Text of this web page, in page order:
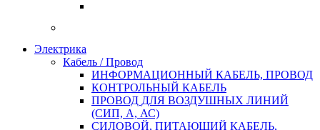
Электрика
Кабель / Провод
ИНФОРМАЦИОННЫЙ КАБЕЛЬ, ПРОВОД
КОНТРОЛЬНЫЙ КАБЕЛЬ
ПРОВОД ДЛЯ ВОЗДУШНЫХ ЛИНИЙ
(СИП, А, АС)
СИЛОВОЙ, ПИТАЮЩИЙ КАБЕЛЬ,